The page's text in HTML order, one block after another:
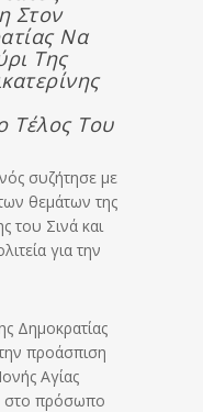
Στον
Να
Της
Τέλος Του
συζήτησε με
θεμάτων της
του Σινά και
για την
Δημοκρατίας
προάσπιση
Αγίας
στο πρόσωπο